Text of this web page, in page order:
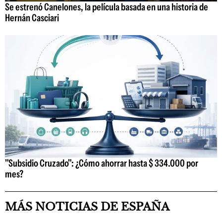
Se estrenó Canelones, la película basada en una historia de
Hernán Casciari
"Subsidio Cruzado": ¿Cómo ahorrar hasta $ 334.000 por
mes?
MÁS NOTICIAS DE ESPAÑA